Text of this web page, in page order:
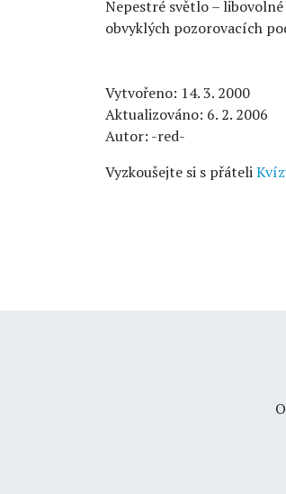
Nepestré světlo –
obvyklých pozorovacích
Vytvořeno: 14. 3. 2000
Aktualizováno: 6. 2. 2006
Autor: -red-
Vyzkoušejte si s přáteli